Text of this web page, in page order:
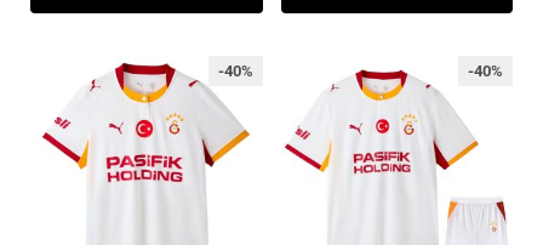
-40% -40%